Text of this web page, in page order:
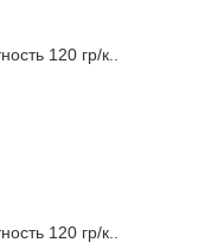
120 гр/к..
120 гр/к..